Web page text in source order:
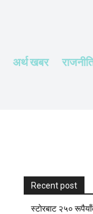
अर्थ खबर
Recent post
स्टाेरबाट २५०